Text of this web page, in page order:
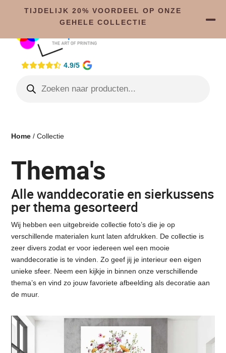
4.9/5
Home / Collectie
Thema's
Alle wanddecoratie en sierkussens
per thema gesorteerd
Wij hebben een uitgebreide collectie foto’s die je op
verschillende materialen kunt laten afdrukken. De collectie is
zeer divers zodat er voor iedereen wel een mooie
wanddecoratie is te vinden. Zo geef jij je interieur een eigen
unieke sfeer. Neem een kijkje in binnen onze verschillende
thema’s en vind zo jouw favoriete afbeelding als decoratie aan
de muur.
TIJDELIJK 20% VOORDEEL OP ONZE
GEHELE COLLECTIE